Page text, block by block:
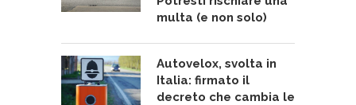
multa (e non solo)
Autovelox, svolta in
Italia: firmato il
decreto che cambia le